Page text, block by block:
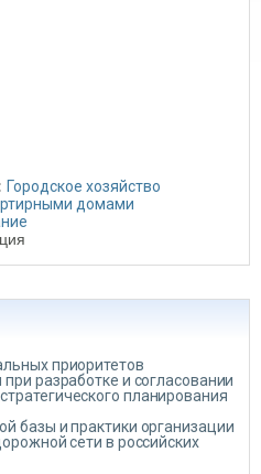
Городское хозяйство
домами
приоритетов
разработке и согласовании
планирования
базы и практики организации
сети в российских